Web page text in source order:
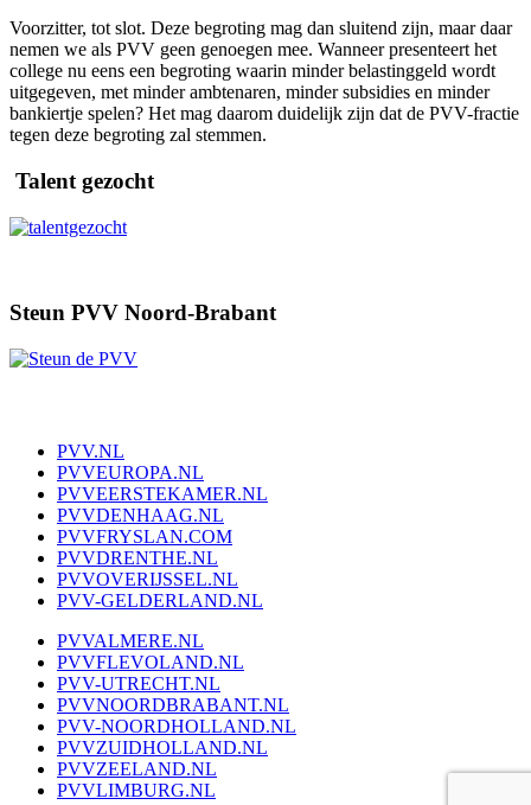
Voorzitter, tot slot. Deze begroting mag dan sluitend zijn, maar daar
nemen we als PVV geen genoegen mee. Wanneer presenteert het
college nu eens een begroting waarin minder belastinggeld wordt
uitgegeven, met minder ambtenaren, minder subsidies en minder
bankiertje spelen? Het mag daarom duidelijk zijn dat de PVV-fractie
tegen deze begroting zal stemmen.
Talent gezocht
Steun PVV Noord-Brabant
PVV.NL
PVVEUROPA.NL
PVVEERSTEKAMER.NL
PVVDENHAAG.NL
PVVFRYSLAN.COM
PVVDRENTHE.NL
PVVOVERIJSSEL.NL
PVV-GELDERLAND.NL
PVVALMERE.NL
PVVFLEVOLAND.NL
PVV-UTRECHT.NL
PVVNOORDBRABANT.NL
PVV-NOORDHOLLAND.NL
PVVZUIDHOLLAND.NL
PVVZEELAND.NL
PVVLIMBURG.NL